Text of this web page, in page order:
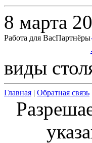
8 марта
Работа для ВасПартнёры
виды
Главная | Обратная связь